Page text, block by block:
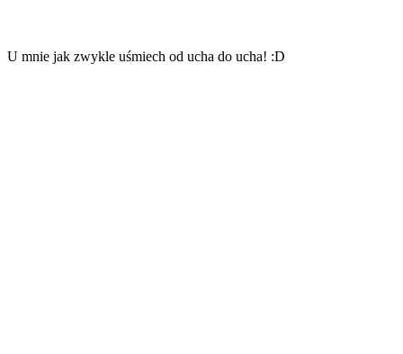
U mnie jak zwykle uśmiech od ucha do ucha! :D